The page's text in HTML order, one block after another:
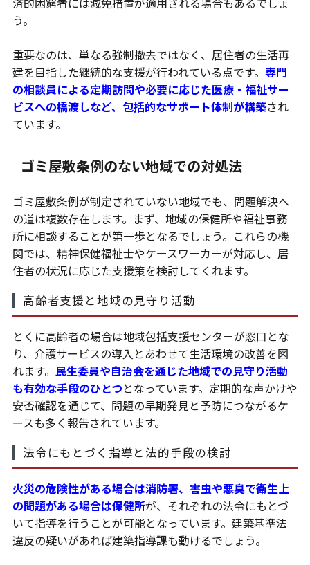
う。
重要なのは、単なる強制撤去ではなく、居住者の生活再
建を目指した継続的な支援が行われている点です。 専門
の相談員による定期訪問や必要に応じた医療・福祉サー
ビスへの橋渡しなど、包括的なサポート体制が構築され
ています。
ゴミ屋敷条例のない地域での対処法
ゴミ屋敷条例が制定されていない地域でも、問題解決へ
の道は複数存在します。まず、地域の保健所や福祉事務
所に相談することが第一歩となるでしょう。これらの機
関では、精神保健福祉士やケースワーカーが対応し、居
住者の状況に応じた支援策を検討してくれます。
高齢者支援と地域の見守り活動
とくに高齢者の場合は地域包括支援センターが窓口とな
り、介護サービスの導入とあわせて生活環境の改善を図
れます。 民生委員や自治会を通じた地域での見守り活動
も有効な手段のひとつとなっています。定期的な声かけや
安否確認を通じて、問題の早期発見と予防につながるケ
ースも多く報告されています。
法令にもとづく指導と法的手段の検討
火災の危険性がある場合は消防署、害虫や悪臭で衛生上
の問題がある場合は保健所が、それぞれの法令にもとづ
いて指導を行うことが可能となっています。建築基準法
違反の疑いがあれば建築指導課も動けるでしょう。